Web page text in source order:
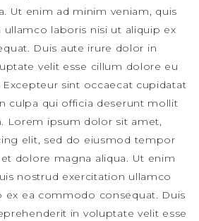
Ut enim ad minim veniam, quis
laboris nisi ut aliquip ex
Duis aute irure dolor in
velit esse cillum dolore eu
sint occaecat cupidatat
culpa qui officia deserunt mollit
Lorem ipsum dolor sit amet,
elit, sed do eiusmod tempor
dolore magna aliqua. Ut enim
nostrud exercitation ullamco
ex ea commodo consequat. Duis
in voluptate velit esse